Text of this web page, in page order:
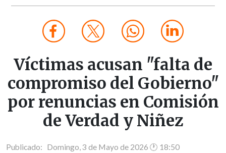
Víctimas acusan "falta de
compromiso del Gobierno"
por renuncias en Comisión
de Verdad y Niñez
Publicado: Domingo, 3 de Mayo de 2026 🕐 18:50